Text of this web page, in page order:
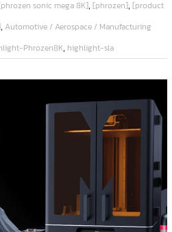
sonic mega 8K],[phrozen],[product
, Automotive / Aerospace / Manufacturing
Phrozen8K, highlight-sla